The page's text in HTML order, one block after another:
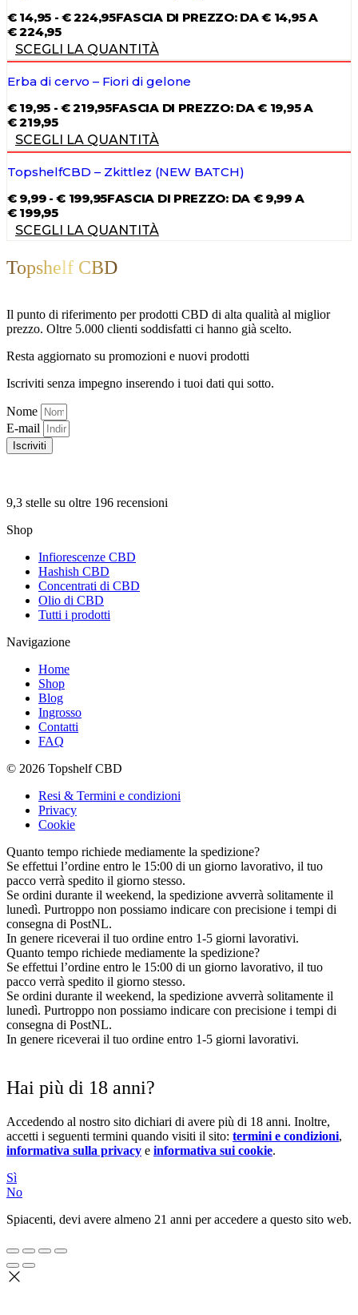
€14,95 - €224,95FASCIA DI PREZZO: DA € 14,95 A
€ 224,95
SCEGLI LA QUANTITÀ
Erba di cervo – Fiori di gelone
€19,95 - €219,95FASCIA DI PREZZO: DA € 19,95 A
€ 219,95
SCEGLI LA QUANTITÀ
TopshelfCBD – Zkittlez (NEW BATCH)
€9,99 - € 199,95FASCIA DI PREZZO: DA € 9,99 A
€ 199,95
SCEGLI LA QUANTITÀ
Topshelf CBD
Il punto di riferimento per prodotti CBD di alta qualità al miglior
prezzo. Oltre 5.000 clienti soddisfatti ci hanno già scelto.
Resta aggiornato su promozioni e nuovi prodotti
Iscriviti senza impegno inserendo i tuoi dati qui sotto.
Nome
E-mail
Iscriviti
9,3 stelle su oltre 196 recensioni
Shop
Infiorescenze CBD
Hashish CBD
Concentrati di CBD
Olio di CBD
Tutti i prodotti
Navigazione
Home
Shop
Blog
Ingrosso
Contatti
FAQ
© 2026 Topshelf CBD
Resi & Termini e condizioni
Privacy
Cookie
Quanto tempo richiede mediamente la spedizione?
Se effettui l’ordine entro le 15:00 di un giorno lavorativo, il tuo
pacco verrà spedito il giorno stesso.
Se ordini durante il weekend, la spedizione avverrà solitamente il
lunedì. Purtroppo non possiamo indicare con precisione i tempi di
consegna di PostNL.
In genere riceverai il tuo ordine entro 1-5 giorni lavorativi.
Quanto tempo richiede mediamente la spedizione?
Se effettui l’ordine entro le 15:00 di un giorno lavorativo, il tuo
pacco verrà spedito il giorno stesso.
Se ordini durante il weekend, la spedizione avverrà solitamente il
lunedì. Purtroppo non possiamo indicare con precisione i tempi di
consegna di PostNL.
In genere riceverai il tuo ordine entro 1-5 giorni lavorativi.
Hai più di 18 anni?
Accedendo al nostro sito dichiari di avere più di 18 anni. Inoltre,
accetti i seguenti termini quando visiti il sito: termini e condizioni,
informativa sulla privacy e informativa sui cookie.
Sì
No
Spiacenti, devi avere almeno 21 anni per accedere a questo sito web.